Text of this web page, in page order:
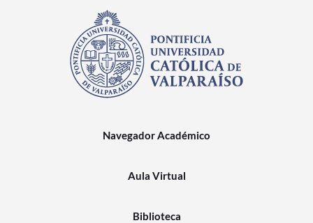
Navegador Académico
Aula Virtual
Biblioteca